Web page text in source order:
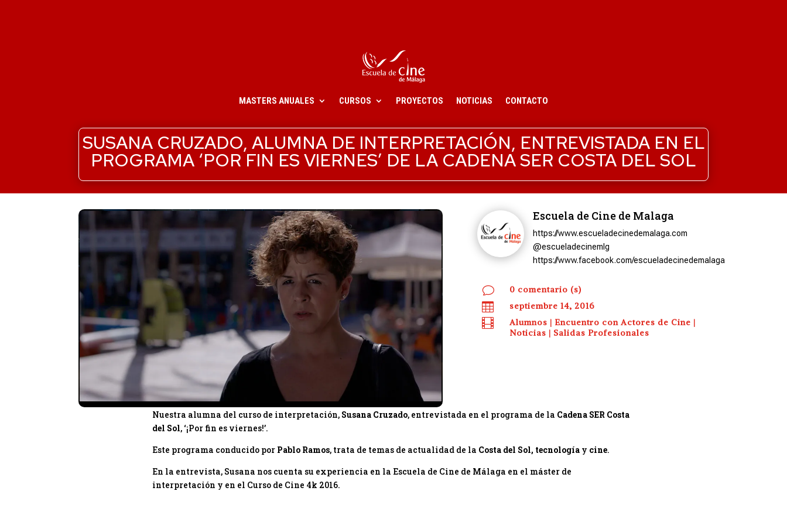
MASTERS ANUALES CURSOS PROYECTOS NOTICIAS CONTACTO
SUSANA CRUZADO, ALUMNA DE INTERPRETACIÓN, ENTREVISTADA EN EL
PROGRAMA ‘POR FIN ES VIERNES’ DE LA CADENA SER COSTA DEL SOL
Escuela de Cine de Malaga
https://www.escueladecinedemalaga.com
@escueladecinemlg
https://www.facebook.com/escueladecinedemalaga
v 0 comentario (s)
 septiembre 14, 2016
 Alumnos | Encuentro con Actores de Cine |
Noticias | Salidas Profesionales
Nuestra alumna del curso de interpretación, Susana Cruzado, entrevistada en el programa de la Cadena SER Costa
del Sol, ‘¡Por fin es viernes!’.
Este programa conducido por Pablo Ramos, trata de temas de actualidad de la Costa del Sol, tecnología y cine.
En la entrevista, Susana nos cuenta su experiencia en la Escuela de Cine de Málaga en el máster de
interpretación y en el Curso de Cine 4k 2016.